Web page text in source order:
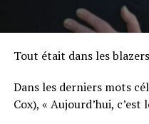
Tout était dans les
Dans les derniers mots
Cox), « Aujourd’hui, c’est